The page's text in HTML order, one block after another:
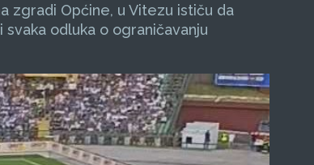
zgradi Općine, u Vitezu ističu da
odluka o ograničavanju